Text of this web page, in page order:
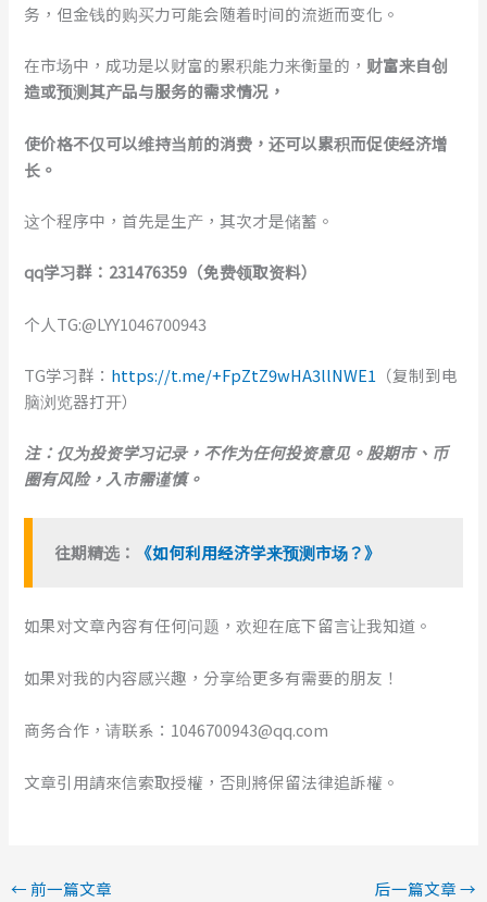
务，但金钱的购买力可能会随着时间的流逝而变化。
在市场中，成功是以财富的累积能力来衡量的， 财富来自创
造或预测其产品与服务的需求情况，
使价格不仅可以维持当前的消费，还可以累积而促使经济增
长。
这个程序中，首先是生产，其次才是储蓄。
qq学习群：231476359 （免费领取资料）
个人TG:@LYY1046700943
TG学习群： https://t.me/+FpZtZ9wHA3llNWE1 （复制到电
脑浏览器打开）
注：仅为投资学习记录，不作为任何投资意见。股期市、币
圈有风险，入市需谨慎。
往期精选： 《如何利用经济学来预测市场？》
如果对文章內容有任何问题，欢迎在底下留言让我知道。
如果对我的内容感兴趣，分享给更多有需要的朋友！
商务合作，请联系：1046700943@qq.com
文章引用請來信索取授權，否則將保留法律追訴權。
← 前一篇文章 后一篇文章→